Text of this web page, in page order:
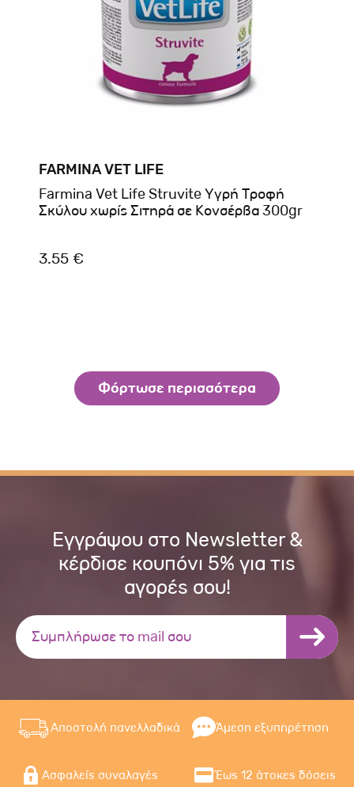
FARMINA VET LIFE
Farmina Vet Life Struvite Υγρή Τροφή
Σκύλου χωρίς Σιτηρά σε Κονσέρβα 300gr
3.55 €
Φόρτωσε περισσότερα
Εγγράψου στο Newsletter &
κέρδισε κουπόνι 5% για τις
αγορές σου!
Αποστολή πανελλαδικά Άμεση εξυπηρέτηση
Ασφαλείς συναλαγές Έως 12 άτοκες δόσεις